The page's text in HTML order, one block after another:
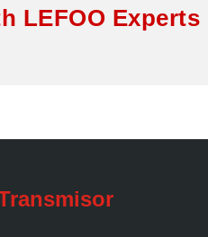
LEFOO Experts